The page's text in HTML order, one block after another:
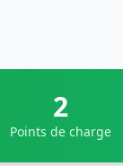
2
Points de charge